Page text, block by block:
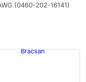
(0460-202-16141)